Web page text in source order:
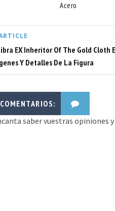
Acero
EX Inheritor Of The Gold Cloth
Y Detalles De La Figura
saber vuestras opiniones